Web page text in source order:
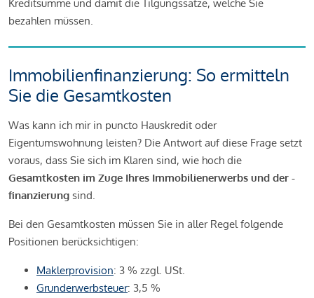
Kreditsumme und damit die Tilgungssätze, welche Sie
bezahlen müssen.
Immobilienfinanzierung: So ermitteln
Sie die Gesamtkosten
Was kann ich mir in puncto Hauskredit oder
Eigentumswohnung leisten? Die Antwort auf diese Frage setzt
voraus, dass Sie sich im Klaren sind, wie hoch die
Gesamtkosten im Zuge Ihres Immobilienerwerbs und der -
finanzierung sind.
Bei den Gesamtkosten müssen Sie in aller Regel folgende
Positionen berücksichtigen:
Maklerprovision: 3 % zzgl. USt.
Grunderwerbsteuer: 3,5 %